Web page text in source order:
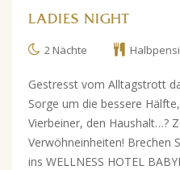
LADIES NIGHT
2 Nächte
Gestresst vom Alltagstrott
Sorge um die bessere
Vierbeiner, den Haushalt…?
Verwöhneinheiten! Brechen
ins WELLNESS HOTEL